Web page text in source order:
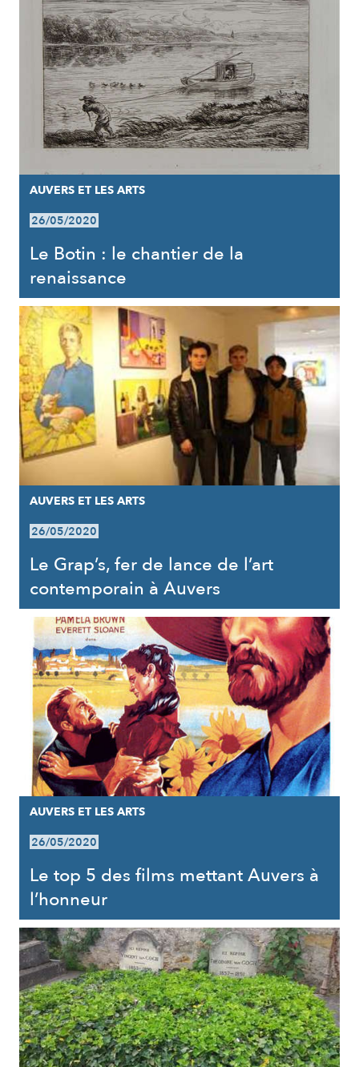
AUVERS ET LES ARTS
26/05/2020
Le Botin : le chantier de la
renaissance
AUVERS ET LES ARTS
26/05/2020
Le Grap’s, fer de lance de l’art
contemporain à Auvers
AUVERS ET LES ARTS
26/05/2020
Le top 5 des films mettant Auvers à
l’honneur